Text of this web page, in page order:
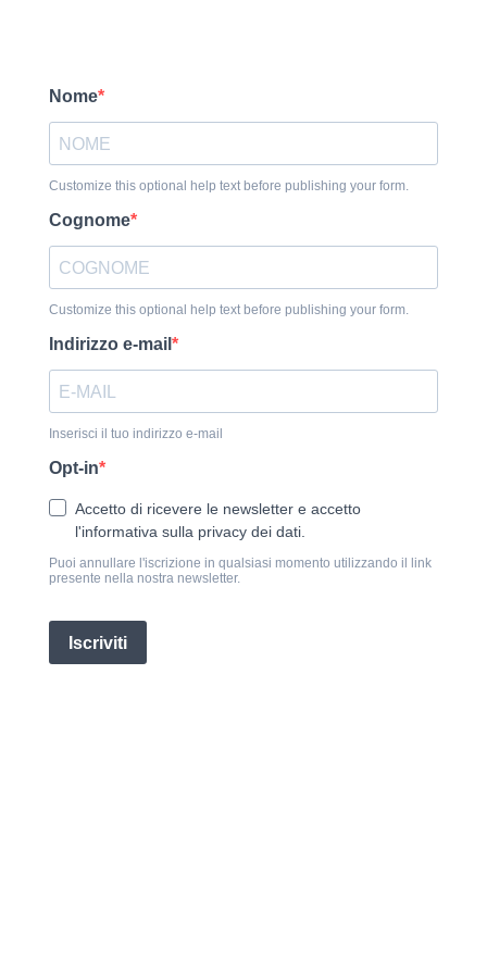
Nome
Customize this optional help text before publishing your form.
Cognome
Customize this optional help text before publishing your form.
Indirizzo e-mail
Inserisci il tuo indirizzo e-mail
Opt-in
Accetto di ricevere le newsletter e accetto
l'informativa sulla privacy dei dati.
Puoi annullare l'iscrizione in qualsiasi momento utilizzando il link
presente nella nostra newsletter.
Iscriviti